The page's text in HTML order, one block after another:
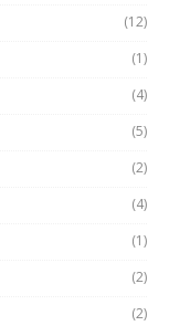
(12)
(1)
(4)
(5)
(2)
(4)
(1)
(2)
(2)